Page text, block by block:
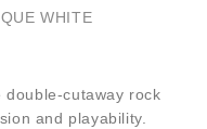
WHITE
cutaway rock
and playability.